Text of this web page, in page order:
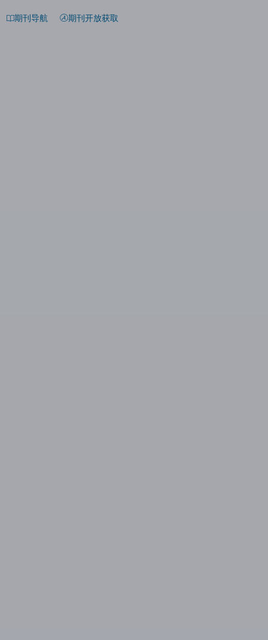
期刊导航 期刊开放获取